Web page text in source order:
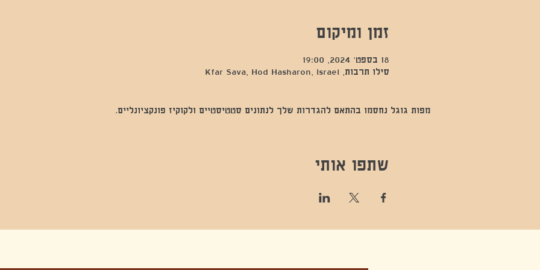
זמן ומיקום
18 בספט׳ 2024, 19:00
סילו תרבות, Kfar Sava, Hod Hasharon, Israel
מפות גוגל נחסמו בהתאם להגדרות שלך לנתונים סטטיסטיים ולקוקיז פונקציונליים.
שתפו אותי